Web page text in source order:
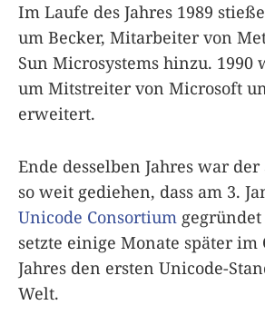
Im Laufe des Jahres 1989
um Becker, Mitarbeiter von
Sun Microsystems hinzu. 1990
um Mitstreiter von Microsoft
erweitert.
Ende desselben Jahres war
so weit gediehen, dass am 3.
Unicode Consortium
setzte einige Monate später im
Jahres den ersten Unicode-
Welt.